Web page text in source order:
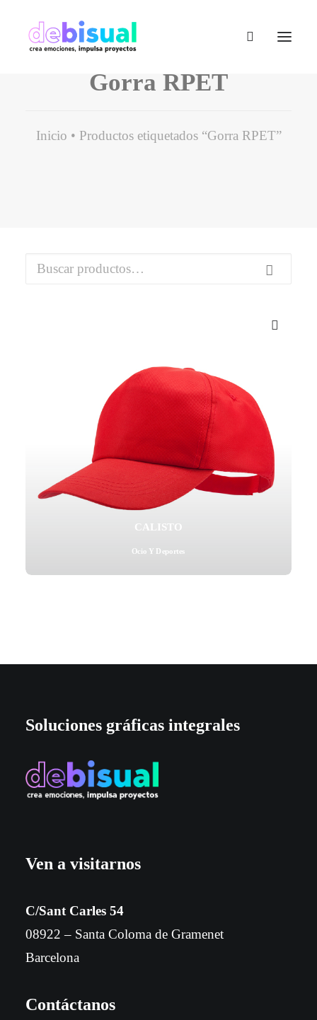
Mail - impulsa@debisual.com
Teléfono - 931 97 40 60
WhatsApp - 634 777 310
Gorra RPET
Inicio Productos etiquetados “Gorra RPET”
Buscar
CALISTO
Ocio Y Deportes
Soluciones gráficas integrales
Ven a visitarnos
C/Sant Carles 54
08922 – Santa Coloma de Gramenet
Barcelona
Contáctanos